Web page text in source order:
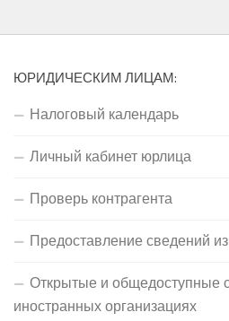
ЮРИДИЧЕСКИМ ЛИЦАМ:
Налоговый календарь
Личный кабинет юрлица
Проверь контрагента
Предоставление сведений
Открытые и общедоступные
иностранных организациях